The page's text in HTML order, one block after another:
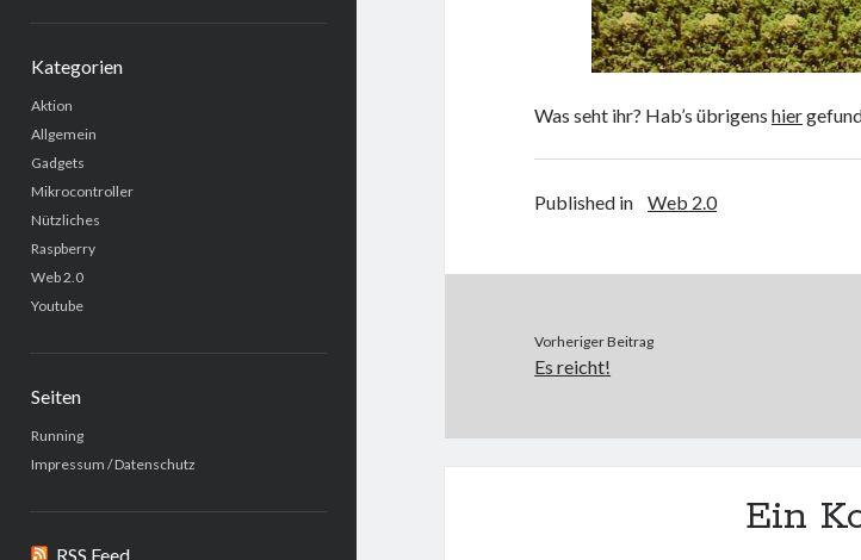
Kategorien
Aktion
Allgemein
Gadgets
Mikrocontroller
Nützliches
Raspberry
Web 2.0
Youtube
Seiten
Running
Impressum / Datenschutz
RSS Feed
Was seht ihr? Hab’s übrigenshier
Published in Web 2.0
Vorheriger Beitrag
Es reicht!
Ein